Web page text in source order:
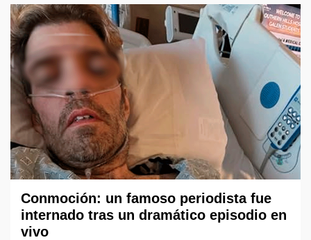
Conmoción: un famoso periodista fue
internado tras un dramático episodio en
vivo